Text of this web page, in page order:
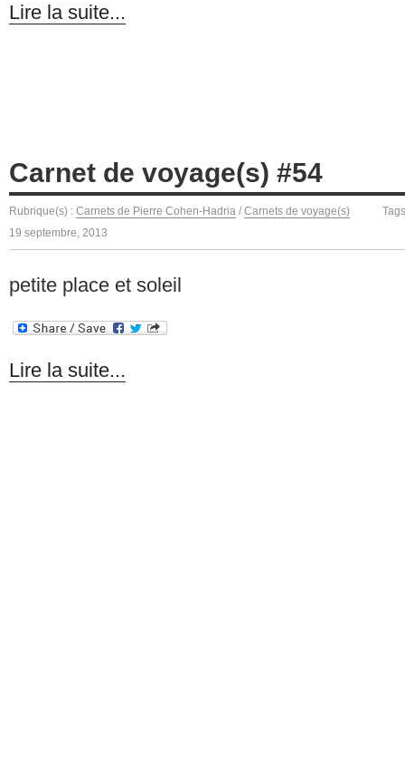
Lire la suite...
Carnet de voyage(s) #54
Rubrique(s) : Carnets de Pierre Cohen-Hadria / Carnets de voyage(s)
19 septembre, 2013
petite place et soleil
Lire la suite...